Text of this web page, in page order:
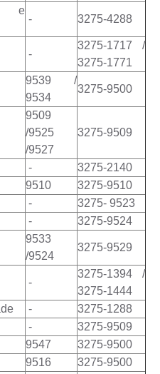
e
- 3275-4288
-
3275-1717 /
3275-1771
9539 /
9534
3275-9500
9509
/9525
/9527
3275-9509
-
3275-2140
9510
3275-9510
-
3275- 9523
- 3275-9524
9533
/9524
3275-9529
-
3275-1394 /
3275-1444
-
3275-1288
-
3275-9509
9547
3275-9500
9516 3275-9500